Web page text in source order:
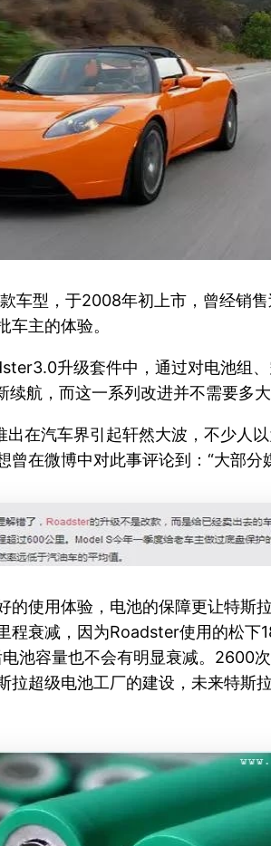
车型，于2008年初上市，曾经销
车主的体验。
升级套件中，通过对电池组
航，而这一系列改进并不需要多
在汽车界引起轩然大波，不少人
曾在微博中对此事评论到：“大部分
的使用体验，电池的保障更让特
程衰减，因为Roadster使用的松
池容量也不会有明显衰减。2600
拉超级电池工厂的建设，未来特斯